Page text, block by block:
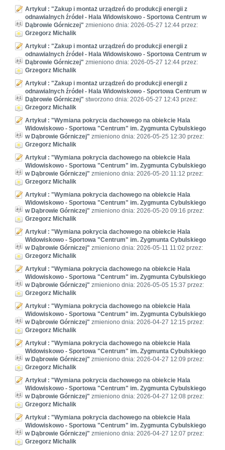
Artykuł : "Zakup i montaż urządzeń do produkcji energii z
odnawialnych źródeł - Hala Widowiskowo - Sportowa Centrum w
Dąbrowie Górniczej" zmieniono dnia: 2026-05-27 12:44 przez:
Grzegorz Michalik
Artykuł : "Zakup i montaż urządzeń do produkcji energii z
odnawialnych źródeł - Hala Widowiskowo - Sportowa Centrum w
Dąbrowie Górniczej" zmieniono dnia: 2026-05-27 12:44 przez:
Grzegorz Michalik
Artykuł : "Zakup i montaż urządzeń do produkcji energii z
odnawialnych źródeł - Hala Widowiskowo - Sportowa Centrum w
Dąbrowie Górniczej" stworzono dnia: 2026-05-27 12:43 przez:
Grzegorz Michalik
Artykuł : "Wymiana pokrycia dachowego na obiekcie Hala
Widowiskowo - Sportowa "Centrum" im. Zygmunta Cybulskiego
w Dąbrowie Górniczej" zmieniono dnia: 2026-05-25 12:30 przez:
Grzegorz Michalik
Artykuł : "Wymiana pokrycia dachowego na obiekcie Hala
Widowiskowo - Sportowa "Centrum" im. Zygmunta Cybulskiego
w Dąbrowie Górniczej" zmieniono dnia: 2026-05-20 11:12 przez:
Grzegorz Michalik
Artykuł : "Wymiana pokrycia dachowego na obiekcie Hala
Widowiskowo - Sportowa "Centrum" im. Zygmunta Cybulskiego
w Dąbrowie Górniczej" zmieniono dnia: 2026-05-20 09:16 przez:
Grzegorz Michalik
Artykuł : "Wymiana pokrycia dachowego na obiekcie Hala
Widowiskowo - Sportowa "Centrum" im. Zygmunta Cybulskiego
w Dąbrowie Górniczej" zmieniono dnia: 2026-05-11 11:02 przez:
Grzegorz Michalik
Artykuł : "Wymiana pokrycia dachowego na obiekcie Hala
Widowiskowo - Sportowa "Centrum" im. Zygmunta Cybulskiego
w Dąbrowie Górniczej" zmieniono dnia: 2026-05-05 15:37 przez:
Grzegorz Michalik
Artykuł : "Wymiana pokrycia dachowego na obiekcie Hala
Widowiskowo - Sportowa "Centrum" im. Zygmunta Cybulskiego
w Dąbrowie Górniczej" zmieniono dnia: 2026-04-27 12:15 przez:
Grzegorz Michalik
Artykuł : "Wymiana pokrycia dachowego na obiekcie Hala
Widowiskowo - Sportowa "Centrum" im. Zygmunta Cybulskiego
w Dąbrowie Górniczej" zmieniono dnia: 2026-04-27 12:09 przez:
Grzegorz Michalik
Artykuł : "Wymiana pokrycia dachowego na obiekcie Hala
Widowiskowo - Sportowa "Centrum" im. Zygmunta Cybulskiego
w Dąbrowie Górniczej" zmieniono dnia: 2026-04-27 12:08 przez:
Grzegorz Michalik
Artykuł : "Wymiana pokrycia dachowego na obiekcie Hala
Widowiskowo - Sportowa "Centrum" im. Zygmunta Cybulskiego
w Dąbrowie Górniczej" zmieniono dnia: 2026-04-27 12:07 przez:
Grzegorz Michalik